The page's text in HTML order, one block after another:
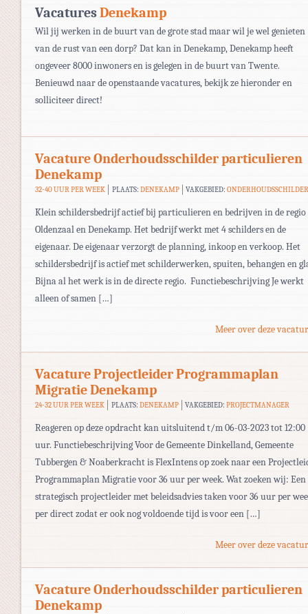
VacaturesDenekamp
Wil jij werken in de buurt van de grote stad maar wil je wel genieten
van de rust van een dorp? Dat kan in Denekamp, Denekamp heeft
ongeveer 8000 inwoners en is gelegen in de buurt van Twente.
Benieuwd naar de openstaande vacatures, bekijk ze hieronder en
solliciteer direct!
Vacature Onderhoudsschilder particulieren
Denekamp
32-40 UUR PER WEEK PLAATS: DENEKAMP VAKGEBIED:
Klein schildersbedrijf actief bij particulieren en bedrijven in de regio
Oldenzaal en Denekamp. Het bedrijf werkt met 4 schilders en de
eigenaar. De eigenaar verzorgt de planning, inkoop en verkoop. Het
schildersbedrijf is actief met schilderwerken, spuiten, behangen en
Bijna al het werk is in de directe regio. Functiebeschrijving Je werkt
alleen of samen […]
Meer over deze
Vacature Projectleider Programmaplan
Migratie Denekamp
24-32 UUR PER WEEK PLAATS: DENEKAMP VAKGEBIED:PROJECTMANAGER
Reageren op deze opdracht kan uitsluitend t/m 06-03-2023 tot 12:00
uur. Functiebeschrijving Voor de Gemeente Dinkelland, Gemeente
Tubbergen & Noaberkracht is FlexIntens op zoek naar een
Programmaplan Migratie voor 36 uur per week. Wat zoeken wij: Een
strategisch projectleider met beleidsadvies taken voor 36 uur per
per direct zodat er ook nog voldoende tijd is voor een […]
Meer over deze
Vacature Onderhoudsschilder particulieren
Denekamp